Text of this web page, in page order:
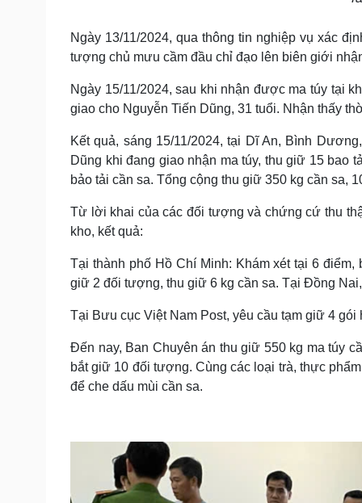
Ngày 13/11/2024, qua thông tin nghiệp vụ xác
tượng chủ mưu cầm đầu chỉ đạo lên biên giới
Ngày 15/11/2024, sau khi nhận được ma túy tại
giao cho Nguyễn Tiến Dũng, 31 tuổi. Nhận thấy
Kết quả, sáng 15/11/2024, tại Dĩ An, Bình
Dũng khi đang giao nhận ma túy, thu giữ 15 bao
bảo tải cần sa. Tổng cộng thu giữ 350 kg cần sa,
Từ lời khai của các đối tượng và chứng cứ thu
kho, kết quả:
Tại thành phố Hồ Chí Minh: Khám xét tại 6
giữ 2 đối tượng, thu giữ 6 kg cần sa. Tại Đồng
Tại Bưu cục Việt Nam Post, yêu cầu tạm giữ 4
Đến nay, Ban Chuyên án thu giữ 550 kg ma túy
bắt giữ 10 đối tượng. Cùng các loại trà, thực
để che dấu mùi cần sa.